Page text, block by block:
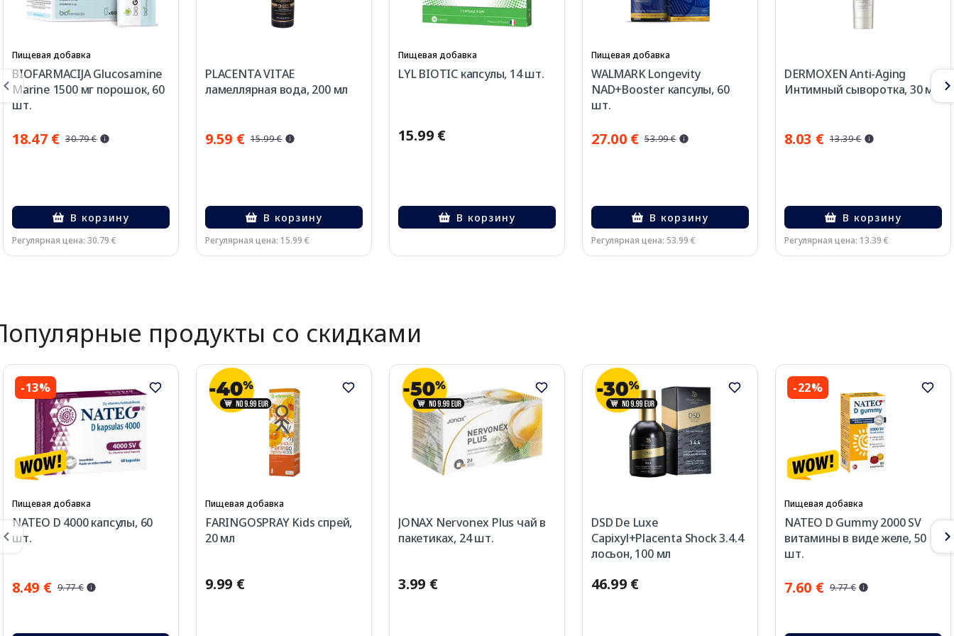
Пищевая добавка
BIOFARMACIJA Glucosamine
Marine 1500 мг порошок, 60
шт.
18.47 € 30.79 €
В корзину
Регулярная цена: 30.79 €
PLACENTA VITAE
ламеллярная вода, 200 мл
9.59 € 15.99 €
В корзину
Регулярная цена: 15.99 €
Пищевая добавка
LYL BIOTIC капсулы, 14 шт.
15.99 €
В корзину
Пищевая добавка
WALMARK Longevity
NAD+Booster капсулы, 60
шт.
27.00 € 53.99 €
В корзину
Регулярная цена: 53.99 €
DERMOXEN Anti-Aging
Интимный сыворотка, 30 мл
8.03 € 13.39 €
В корзину
Регулярная цена: 13.39 €
продукты со скидками
-13%
Пищевая добавка
NATEO D 4000 капсулы, 60
шт.
8.49 € 9.77 €
Пищевая добавка
FARINGOSPRAY Kids спрей,
20 мл
9.99 €
JONAX Nervonex Plus чай в
пакетиках, 24 шт.
3.99 €
DSD De Luxe
Capixyl+Placenta Shock 3.4.4
лосьон, 100 мл
46.99 €
-22%
Пищевая добавка
NATEO D Gummy 2000 SV
витамины в виде желе, 50
шт.
7.60 € 9.77 €